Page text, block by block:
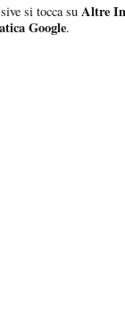
si tocca su Altre
Google.